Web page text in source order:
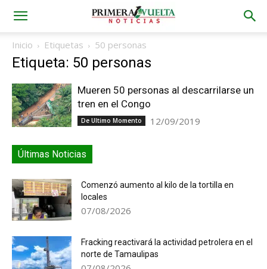
Inicio Etiquetas 50 personas
Etiqueta: 50 personas
Mueren 50 personas al descarrilarse un
tren en el Congo
De Ultimo Momento 12/09/2019
Últimas Noticias
Comenzó aumento al kilo de la tortilla en
locales
07/08/2026
Fracking reactivará la actividad petrolera en el
norte de Tamaulipas